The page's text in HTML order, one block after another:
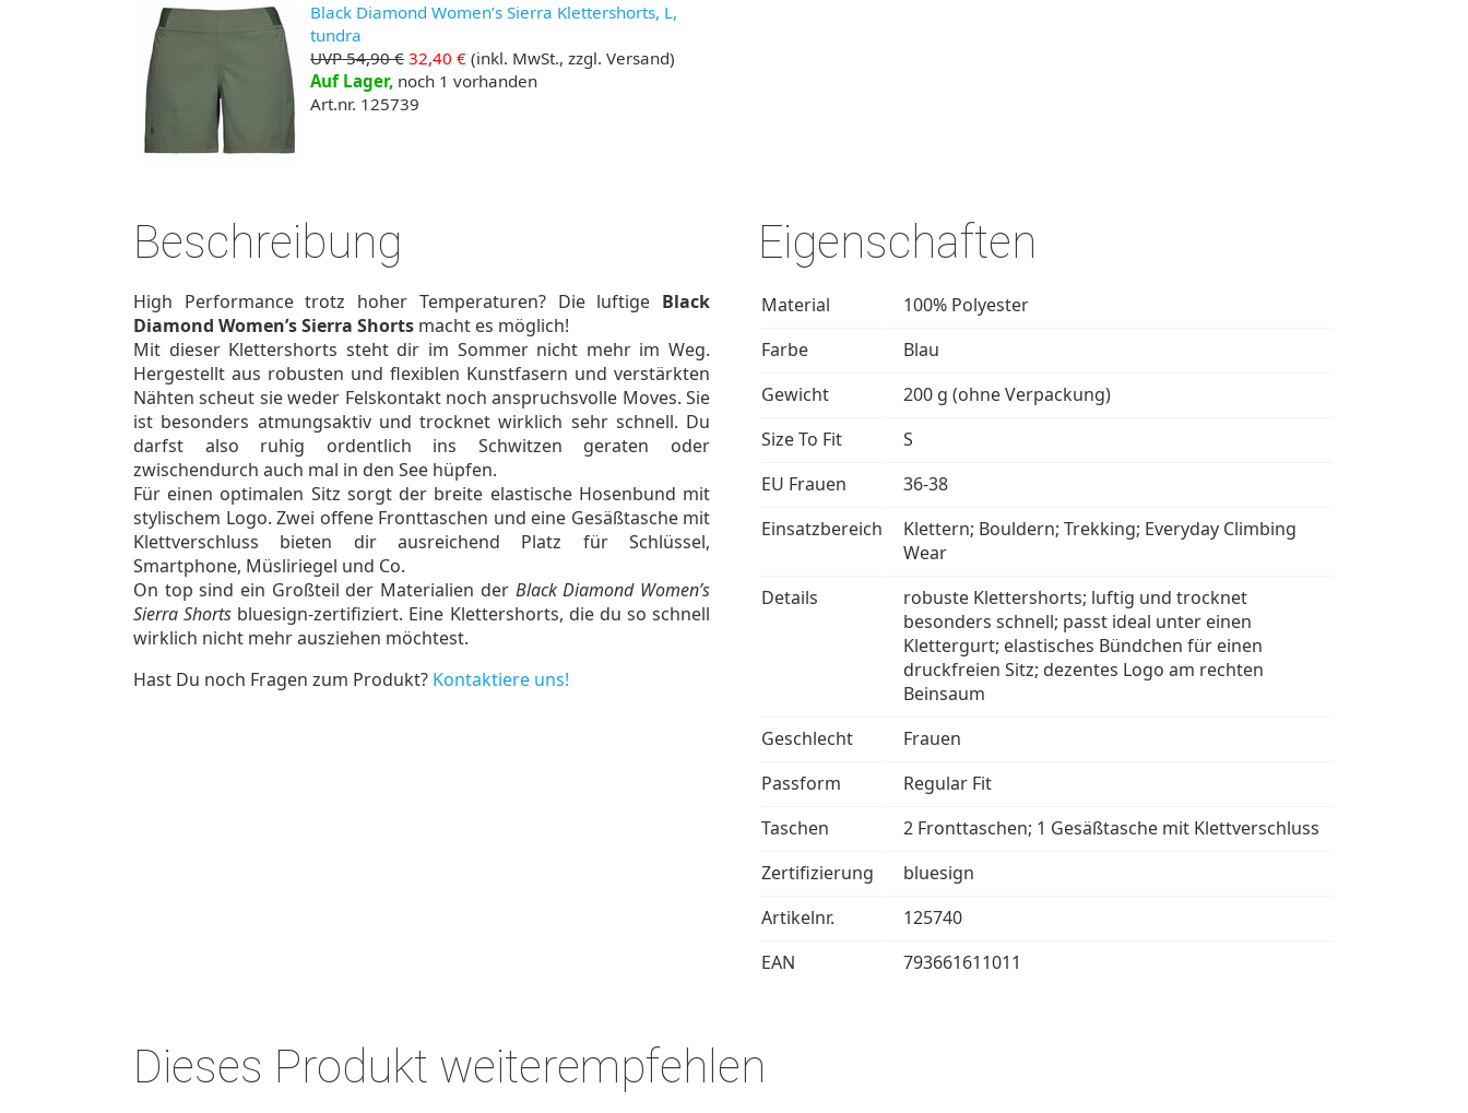
Black Diamond Women’s Sierra Klettershorts, L,
tundra
UVP 54,90 € 32,40 € (inkl. MwSt., zzgl. Versand)
Auf Lager, noch 1 vorhanden
Art.nr. 125739
Eigenschaften
Material
100% Polyester
Farbe
Blau
Gewicht
200 g (ohne Verpackung)
Size To Fit
S
EU Frauen
36-38
Einsatzbereich
Klettern; Bouldern; Trekking; Everyday Climbing
Wear
Details
robuste Klettershorts; luftig und trocknet
besonders schnell; passt ideal unter einen
Klettergurt; elastisches Bündchen für einen
druckfreien Sitz; dezentes Logo am rechten
Beinsaum
Geschlecht
Frauen
Passform
Regular Fit
Taschen
2 Fronttaschen; 1 Gesäßtasche mit Klettverschluss
Zertifizierung
bluesign
Artikelnr.
125740
EAN
793661611011
Beschreibung
High Performance trotz hoher Temperaturen? Die luftige Black
Diamond Women’s Sierra Shorts macht es möglich!
Mit dieser Klettershorts steht dir im Sommer nicht mehr im Weg.
Hergestellt aus robusten und flexiblen Kunstfasern und verstärkten
Nähten scheut sie weder Felskontakt noch anspruchsvolle Moves. Sie
ist besonders atmungsaktiv und trocknet wirklich sehr schnell. Du
darfst also ruhig ordentlich ins Schwitzen geraten oder
zwischendurch auch mal in den See hüpfen.
Für einen optimalen Sitz sorgt der breite elastische Hosenbund mit
stylischem Logo. Zwei offene Fronttaschen und eine Gesäßtasche mit
Klettverschluss bieten dir ausreichend Platz für Schlüssel,
Smartphone, Müsliriegel und Co.
On top sind ein Großteil der Materialien der Black Diamond Women’s
Sierra Shorts bluesign-zertifiziert. Eine Klettershorts, die du so schnell
wirklich nicht mehr ausziehen möchtest.
Hast Du noch Fragen zum Produkt? Kontaktiere uns!
Dieses Produkt weiterempfehlen